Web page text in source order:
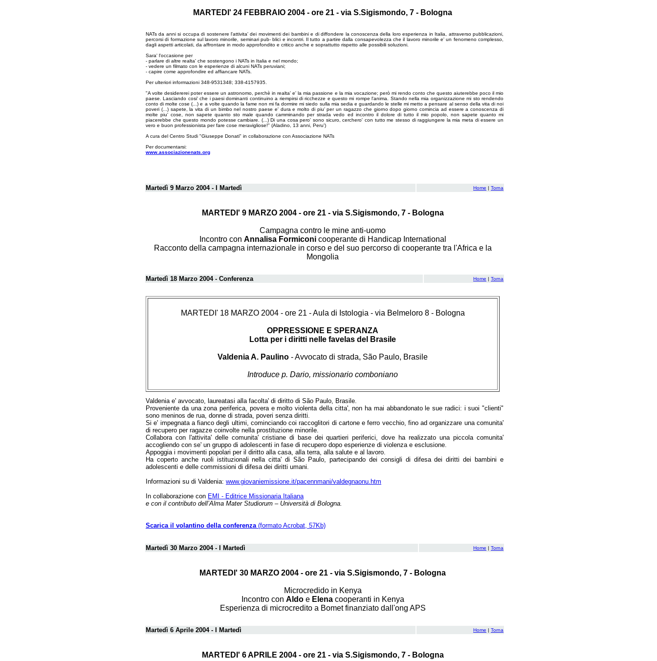
MARTEDI' 24 FEBBRAIO 2004 - ore 21 - via S.Sigismondo, 7 - Bologna
NATs da anni si occupa di sostenere l'attivita' dei movimenti dei bambini e di diffondere la conoscenza della loro esperienza in Italia, attraverso pubblicazioni,
percorsi di formazione sul lavoro minorile, seminari pub- blici e incontri. Il tutto a partire dalla consapevolezza che il lavoro minorile e' un fenomeno complesso,
dagli aspetti articolati, da affrontare in modo approfondito e critico anche e soprattutto rispetto alle possibili soluzioni.
Sara' l'occasione per
- parlare di altre realta' che sostengono i NATs in Italia e nel mondo;
- vedere un filmato con le esperienze di alcuni NATs peruviani;
- capire come approfondire ed affiancare NATs.
Per ulteriori informazioni 348-9531348; 338-4157935.
"A volte desidererei poter essere un astronomo, perchè in realta' e' la mia passione e la mia vocazione; però mi rendo conto che questo aiuterebbe poco il mio
paese. Lasciando cosi' che i paesi dominanti continuino a riempirsi di ricchezze e questo mi rompe l'anima. Stando nella mia organizzazione mi sto rendendo
conto di molte cose (...) e a volte quando la fame non mi fa dormire mi siedo sulla mia sedia e guardando le stelle mi metto a pensare al senso della vita di noi
poveri (...) sapete, la vita di un bimbo nel nostro paese e' dura e molto di piu' per un ragazzo che giorno dopo giorno comincia ad essere a conoscenza di
molte piu' cose, non sapete quanto sto male quando camminando per strada vedo ed incontro il dolore di tutto il mio popolo, non sapete quanto mi
piacerebbe che questo mondo potesse cambiare. (...) Di una cosa pero' sono sicuro, cerchero' con tutto me stesso di raggiungere la mia meta di essere un
vero e buon professionista per fare cose meravigliose!" (Aladino, 13 anni, Peru')
A cura del Centro Studi "Giuseppe Donati" in collaborazione con Associazione NATs
Per documentarsi:
www.associazionenats.org
Martedì 9 Marzo 2004 - I Martedì Home | Torna
MARTEDI' 9 MARZO 2004 - ore 21 - via S.Sigismondo, 7 - Bologna
Campagna contro le mine anti-uomo
Incontro con Annalisa Formiconicooperante di Handicap International
Racconto della campagna internazionale in corso e del suo percorso di cooperante tra l'Africa e la
Mongolia
Martedì 18 Marzo 2004 - Conferenza Home | Torna
MARTEDI' 18 MARZO 2004 - ore 21 - Aula di Istologia - via Belmeloro 8 - Bologna
OPPRESSIONE E SPERANZA
Lotta per i diritti nelle favelas del Brasile
Valdenia A. Paulino - Avvocato di strada, São Paulo, Brasile
Introduce p. Dario, missionario comboniano
Valdenia e' avvocato, laureatasi alla facolta' di diritto di São Paulo, Brasile.
Proveniente da una zona periferica, povera e molto violenta della citta', non ha mai abbandonato le sue radici: i suoi "clienti"
sono meninos de rua, donne di strada, poveri senza diritti.
Si e' impegnata a fianco degli ultimi, cominciando coi raccoglitori di cartone e ferro vecchio, fino ad organizzare una comunita'
di recupero per ragazze coinvolte nella prostituzione minorile.
Collabora con l'attivita' delle comunita' cristiane di base dei quartieri periferici, dove ha realizzato una piccola comunita'
accogliendo con se' un gruppo di adolescenti in fase di recupero dopo esperienze di violenza e esclusione.
Appoggia i movimenti popolari per il diritto alla casa, alla terra, alla salute e al lavoro.
Ha coperto anche ruoli istituzionali nella citta' di São Paulo, partecipando dei consigli di difesa dei diritti dei bambini e
adolescenti e delle commissioni di difesa dei diritti umani.
Informazioni su di Valdenia: www.giovaniemissione.it/pacennmani/valdegnaonu.htm
In collaborazione con EMI - Editrice Missionaria Italiana
e con il contributo dell’Alma Mater Studiorum – Università di Bologna.
Scarica il volantino della conferenza (formato Acrobat, 57Kb)
Martedì 30 Marzo 2004 - I Martedì Home | Torna
MARTEDI' 30 MARZO 2004 - ore 21 - via S.Sigismondo, 7 - Bologna
Microcredido in Kenya
Incontro con Aldoe Elenacooperanti in Kenya
Esperienza di microcredito a Bomet finanziato dall'ong APS
Martedì 6 Aprile 2004 - I Martedì Home | Torna
MARTEDI' 6 APRILE 2004 - ore 21 - via S.Sigismondo, 7 - Bologna